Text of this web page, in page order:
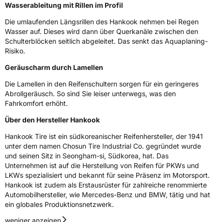
FahrzeugklasseC1
3PMSF / Schneeflockensymbol / Alpine-SymbolNein
EPREL ID470570
Allgemeine Produktsicherheit (GPSR)
D-63263 Neu-Isenburg Deutschland,
Wasserableitung mit Rillen im Profil
Die umlaufenden Längsrillen des Hankook nehmen bei Regen
Wasser auf. Dieses wird dann über Querkanäle zwischen den
Schulterblöcken seitlich abgeleitet. Das senkt das Aquaplaning-
Risiko.
Geräuscharm durch Lamellen
Die Lamellen in den Reifenschultern sorgen für ein geringeres
Abrollgeräusch. So sind Sie leiser unterwegs, was den
Fahrkomfort erhöht.
Über den Hersteller Hankook
Hankook Tire ist ein südkoreanischer Reifenhersteller, der 1941
unter dem namen Chosun Tire Industrial Co. gegründet wurde
und seinen Sitz in Seongham-si, Südkorea, hat. Das
Unternehmen ist auf die Herstellung von Reifen für PKWs und
LKWs spezialisiert und bekannt für seine Präsenz im Motorsport.
Hankook ist zudem als Erstausrüster für zahlreiche renommierte
Automobilhersteller, wie Mercedes-Benz und BMW, tätig und hat
ein globales Produktionsnetzwerk.